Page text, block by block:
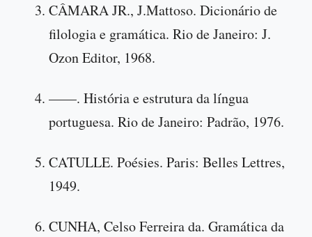
CÂMARA JR., J.Mattoso. Dicionário de
filologia e gramática. Rio de Janeiro: J.
Ozon Editor, 1968.
——. História e estrutura da língua
portuguesa. Rio de Janeiro: Padrão, 1976.
CATULLE. Poésies. Paris: Belles Lettres,
1949.
CUNHA, Celso Ferreira da. Gramática da